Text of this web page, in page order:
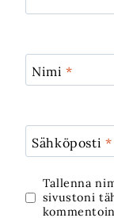
Nimi*
Sähköposti*
Tallenna
sivustoni